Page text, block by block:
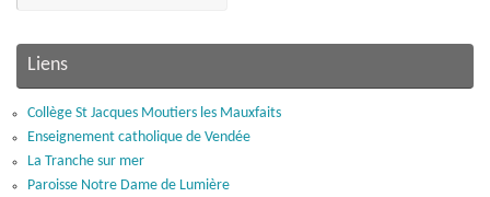
Liens
Collège St Jacques Moutiers les Mauxfaits
Enseignement catholique de Vendée
La Tranche sur mer
Paroisse Notre Dame de Lumière